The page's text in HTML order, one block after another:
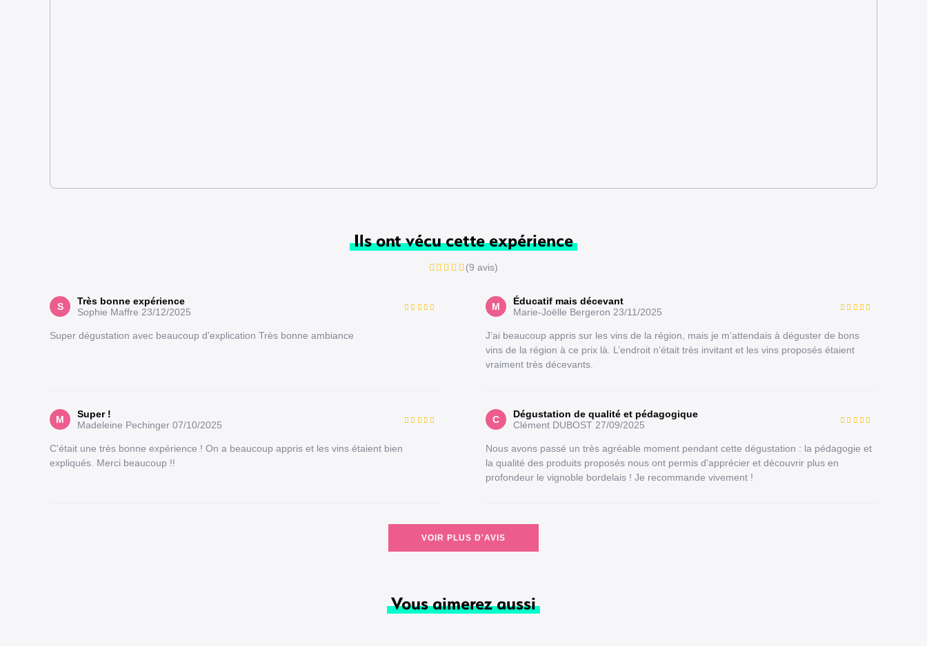
Ils ont vécu cette expérience
(9 avis)
S
Très bonne expérience
Sophie Maffre 23/12/2025
Super dégustation avec beaucoup d'explication Très bonne ambiance
M
Éducatif mais décevant
Marie-Joëlle Bergeron 23/11/2025
J’ai beaucoup appris sur les vins de la région, mais je m’attendais à déguster de bons
vins de la région à ce prix là. L’endroit n’était très invitant et les vins proposés étaient
vraiment très décevants.
M
Super !
Madeleine Pechinger 07/10/2025
C'était une très bonne expérience ! On a beaucoup appris et les vins étaient bien
expliqués. Merci beaucoup !!
C
Dégustation de qualité et pédagogique
Clément DUBOST 27/09/2025
Nous avons passé un très agréable moment pendant cette dégustation : la pédagogie et
la qualité des produits proposés nous ont permis d'apprécier et découvrir plus en
profondeur le vignoble bordelais ! Je recommande vivement !
VOIR PLUS D'AVIS
Vous aimerez aussi